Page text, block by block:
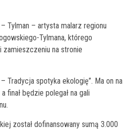
Tylman – artysta malarz regionu
Tylmana, którego
na stronie
Tradycja spotyka ekologię”. Ma on na
będzie polegał na gali
został dofinansowany sumą 3.000